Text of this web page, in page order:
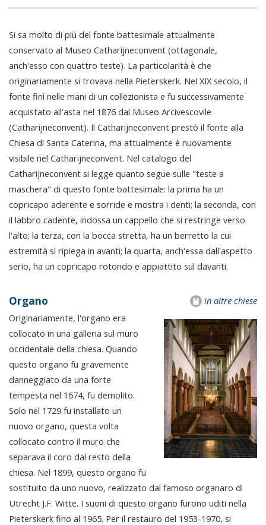
Si sa molto di più del fonte battesimale attualmente
conservato al Museo Catharijneconvent (ottagonale,
anch'esso con quattro teste). La particolarità è che
originariamente si trovava nella Pieterskerk. Nel XIX secolo, il
fonte finì nelle mani di un collezionista e fu successivamente
acquistato all'asta nel 1876 dal Museo Arcivescovile
(Catharijneconvent). Il Catharijneconvent prestò il fonte alla
Chiesa di Santa Caterina, ma attualmente è nuovamente
visibile nel Catharijneconvent. Nel catalogo del
Catharijneconvent si legge quanto segue sulle "teste a
maschera" di questo fonte battesimale: la prima ha un
copricapo aderente e sorride e mostra i denti; la seconda, con
il labbro cadente, indossa un cappello che si restringe verso
l'alto; la terza, con la bocca stretta, ha un berretto la cui
estremità si ripiega in avanti; la quarta, anch'essa dall'aspetto
serio, ha un copricapo rotondo e appiattito sul davanti.
in altre chiese
Organo
Originariamente, l'organo era
collocato in una galleria sul muro
occidentale della chiesa. Quando
questo organo fu gravemente
danneggiato da una forte
tempesta nel 1674, fu demolito.
Solo nel 1729 fu installato un
nuovo organo, questa volta
collocato contro il muro che
separava il coro dal resto della
chiesa. Nel 1899, questo organo fu
sostituito da uno nuovo, realizzato dal famoso organaro di
Utrecht J.F. Witte. I suoni di questo organo furono uditi nella
Pieterskerk fino al 1965. Per il restauro del 1953-1970, si